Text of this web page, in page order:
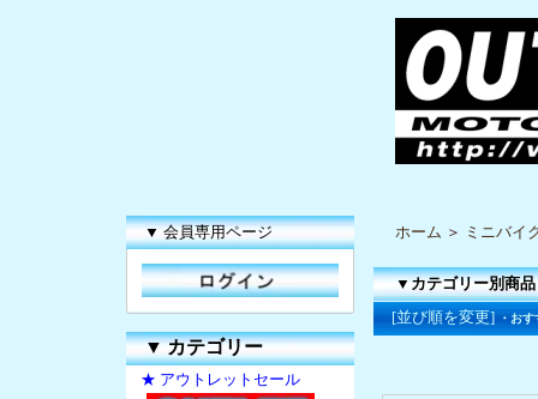
▼ 会員専用ページ
▼カテゴリー
★ アウトレットセール
ホーム ＞ ミニバイ
▼カテゴリー別商品
[並び順を変更]
・お